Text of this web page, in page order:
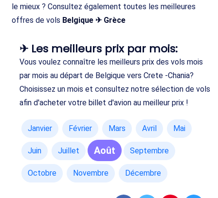
le mieux ? Consultez également toutes les meilleures
offres de vols Belgique ✈ Grèce
✈ Les meilleurs prix par mois:
Vous voulez connaître les meilleurs prix des vols mois
par mois au départ de Belgique vers Crete -Chania?
Choisissez un mois et consultez notre sélection de vols
afin d'acheter votre billet d'avion au meilleur prix !
Janvier Février Mars Avril Mai
Juin Juillet Août Septembre
Octobre Novembre Décembre